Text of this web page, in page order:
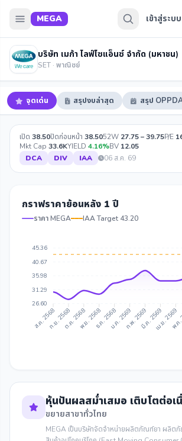
MEGA เข้าสู่ระบบ
บริษัท เมก้า ไลฟ์ไซแอ็นซ์ จำกัด (มหาชน)
SET · พาณิชย์
จุดเด่น สรุปงบล่าสุด สรุป
เปิด 38.50ปิดก่อนหน้า 38.5052W 27.75 – 39.75P/E
Mkt Cap 33.6KYIELD 4.16%BV 12.05
DCA
DIV IAA 06 ส.ค. 69
กราฟราคาย้อนหลัง 1 ปี
ราคา MEGA IAA Target 43.20
45.36
40.67
35.98
31.29
26.60
ส.ค. 2568ก.ย. 2568ต.ค. 2568พ.ย. 2568ธ.ค. 2568ม.ค. 2569ก.พ. 2569มี.ค. 2569เม.ย. 2569
พ.
หุ้นปันผลสม่ำเสมอ เติบโตต่อเ
ขยายสาขาทั่วไทย
MEGA เป็นบริษัทจัดจำหน่ายผลิตภัณฑ์ยา ผลิต